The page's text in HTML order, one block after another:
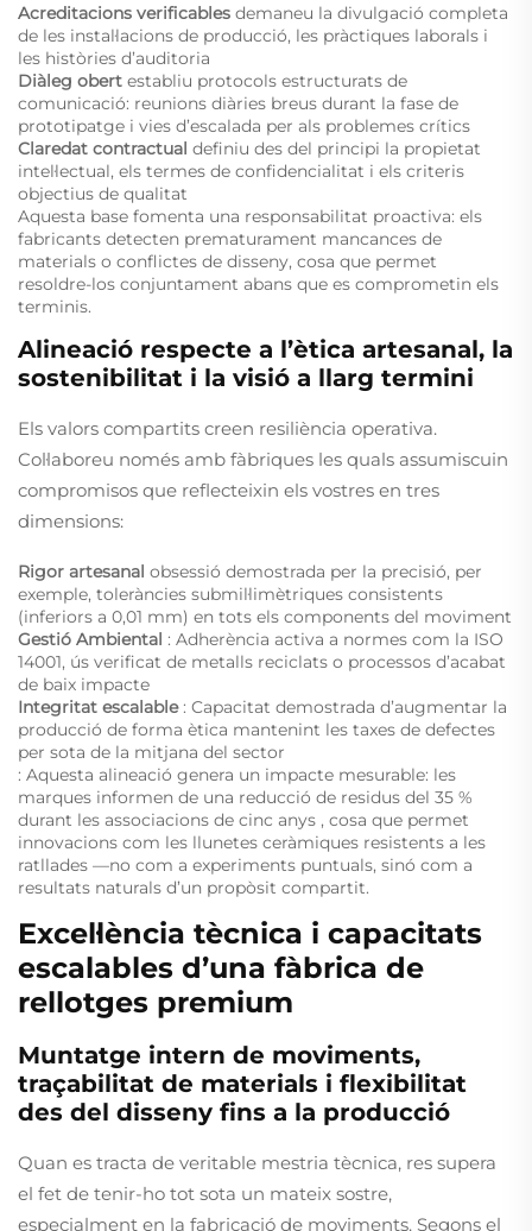
Acreditacions verificables demaneu la divulgació completa
de les instal·lacions de producció, les pràctiques laborals i
les històries d’auditoria
Diàleg obert establiu protocols estructurats de
comunicació: reunions diàries breus durant la fase de
prototipatge i vies d’escalada per als problemes crítics
Claredat contractual definiu des del principi la propietat
intel·lectual, els termes de confidencialitat i els criteris
objectius de qualitat
Aquesta base fomenta una responsabilitat proactiva: els
fabricants detecten prematurament mancances de
materials o conflictes de disseny, cosa que permet
resoldre-los conjuntament abans que es comprometin els
terminis.
Alineació respecte a l’ètica artesanal, la
sostenibilitat i la visió a llarg termini
Els valors compartits creen resiliència operativa.
Col·laboreu només amb fàbriques les quals assumiscuin
compromisos que reflecteixin els vostres en tres
dimensions:
Rigor artesanal obsessió demostrada per la precisió, per
exemple, toleràncies submil·limètriques consistents
(inferiors a 0,01 mm) en tots els components del moviment
Gestió Ambiental : Adherència activa a normes com la ISO
14001, ús verificat de metalls reciclats o processos d’acabat
de baix impacte
Integritat escalable : Capacitat demostrada d’augmentar la
producció de forma ètica mantenint les taxes de defectes
per sota de la mitjana del sector
: Aquesta alineació genera un impacte mesurable: les
marques informen de una reducció de residus del 35 %
durant les associacions de cinc anys , cosa que permet
innovacions com les llunetes ceràmiques resistents a les
ratllades —no com a experiments puntuals, sinó com a
resultats naturals d’un propòsit compartit.
Excel·lència tècnica i capacitats
escalables d’una fàbrica de
rellotges premium
Muntatge intern de moviments,
traçabilitat de materials i flexibilitat
des del disseny fins a la producció
Quan es tracta de veritable mestria tècnica, res supera
el fet de tenir-ho tot sota un mateix sostre,
especialment en la fabricació de moviments. Segons el